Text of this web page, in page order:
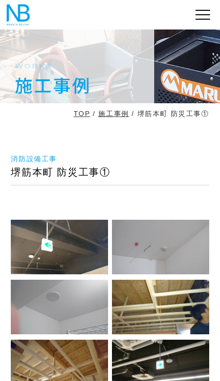
TOP /施工事例 / 堺筋本町 防災工事①
消防設備工事
堺筋本町 防災工事①